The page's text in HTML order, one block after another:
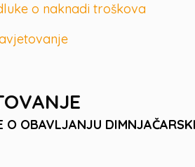
o naknadi troškova
O OBAVLJANJU